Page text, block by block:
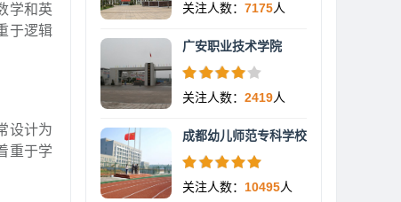
学和英
于逻辑
设计为
重于学
关注人数： 7175人
广安职业技术学院
关注人数： 2419人
成都幼儿师范专科学校
关注人数： 10495人